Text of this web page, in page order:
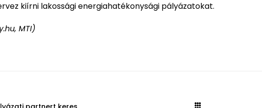
kiírni lakossági energiahatékonysági pályázatokat.
MTI)